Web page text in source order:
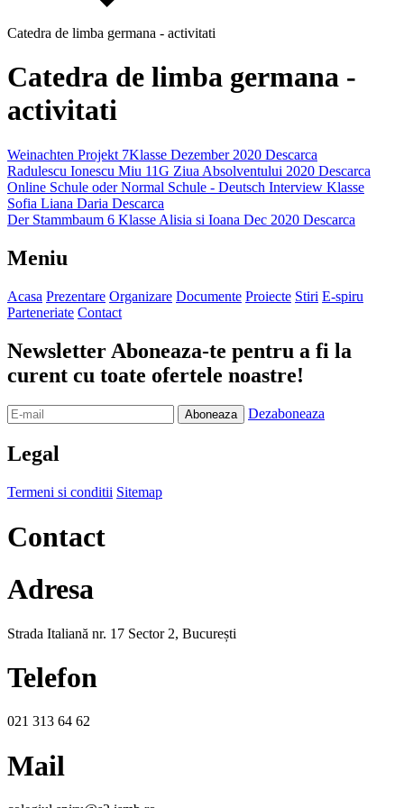
Catedra de limba germana - activitati
Catedra de limba germana -
activitati
Weinachten Projekt 7Klasse Dezember 2020 Descarca
Radulescu Ionescu Miu 11G Ziua Absolventului 2020 Descarca
Online Schule oder Normal Schule - Deutsch Interview Klasse
Sofia Liana Daria Descarca
Der Stammbaum 6 Klasse Alisia si Ioana Dec 2020 Descarca
Meniu
Acasa Prezentare Organizare Documente Proiecte Stiri E-spiru
Parteneriate Contact
Newsletter Aboneaza-te pentru a fi la
curent cu toate ofertele noastre!
Dezaboneaza
Legal
Termeni si conditii Sitemap
Contact
Adresa
Strada Italiană nr. 17 Sector 2, București
Telefon
021 313 64 62
Mail